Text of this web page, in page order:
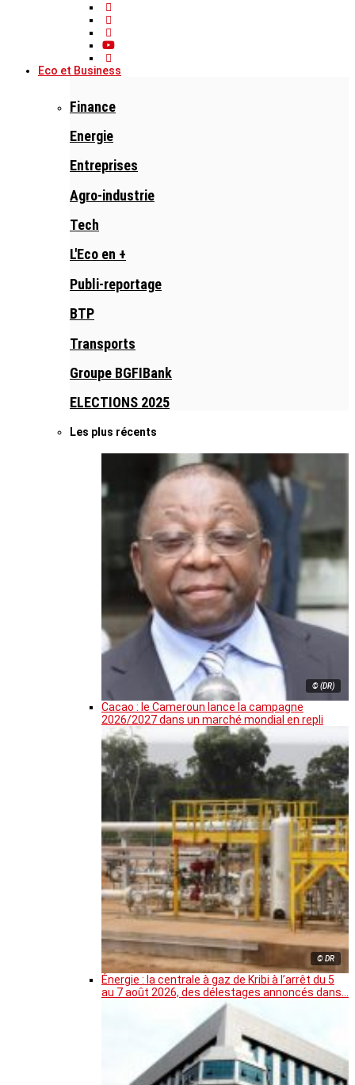
Eco et Business
Finance
Energie
Entreprises
Agro-industrie
Tech
L'Eco en +
Publi-reportage
BTP
Transports
Groupe BGFIBank
ELECTIONS 2025
Les plus récents
© (DR)
Cacao : le Cameroun lance la campagne
2026/2027 dans un marché mondial en repli
© DR
Énergie : la centrale à gaz de Kribi à l’arrêt du 5
au 7 août 2026, des délestages annoncés dans…